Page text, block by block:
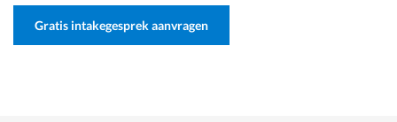
Gratis intakegesprek aanvragen